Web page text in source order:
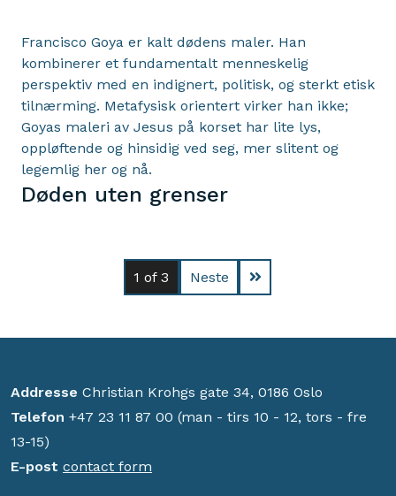
Francisco Goya er kalt dødens maler. Han
kombinerer et fundamentalt menneskelig
perspektiv med en indignert, politisk, og sterkt etisk
tilnærming. Metafysisk orientert virker han ikke;
Goyas maleri av Jesus på korset har lite lys,
oppløftende og hinsidig ved seg, mer slitent og
legemlig her og nå.
Døden uten grenser
1 of 3 Neste
Addresse Christian Krohgs gate 34, 0186 Oslo
Telefon +47 23 11 87 00 (man - tirs 10 - 12, tors - fre
13-15)
E-post contact form